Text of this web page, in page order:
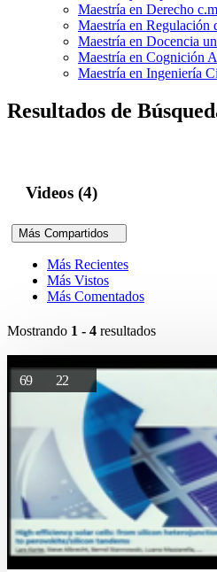
Maestría en Derecho
Maestría en Regulación
Maestría en Docencia
Maestría en Cognición
Maestría en Ingeniería
Resultados de
Videos (4)
Más Compartidos
Más Recientes
Más Vistos
Más Comentados
Mostrando 1 - 4 resultados
69 22